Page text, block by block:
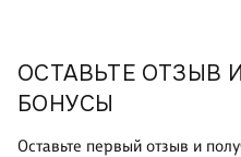
ОСТАВЬТЕ ОТЗЫВ
БОНУСЫ
Оставьте первый отзыв и